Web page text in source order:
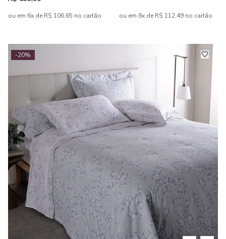
ou em 6x de R$ 106,65 no cartão ou em 8x de R$ 112,49 no cartão
-20%